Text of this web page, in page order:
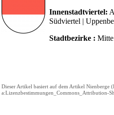
Innenstadtviertel:
Südviertel |
Stadtbezirke : Mitte
Dieser Artikel basiert auf dem Artikel Nienberge